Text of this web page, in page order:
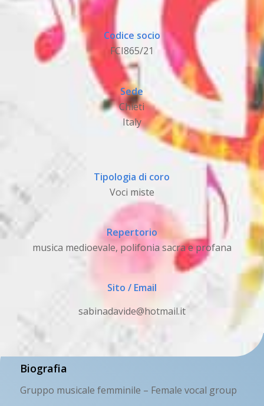
Codice socio
FCI865/21
Sede
Chieti
Italy
Tipologia di coro
Voci miste
Repertorio
musica medioevale, polifonia sacra e profana
Sito / Email
sabinadavide@hotmail.it
Biografia
Gruppo musicale femminile – Female vocal group